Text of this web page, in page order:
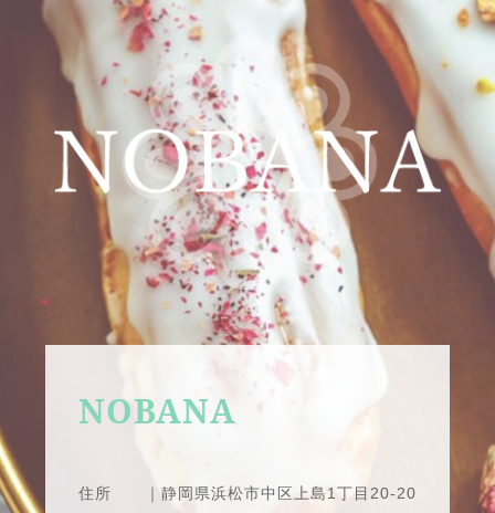
NOBANA
住所 ｜静岡県浜松市中区上島1丁目20-20